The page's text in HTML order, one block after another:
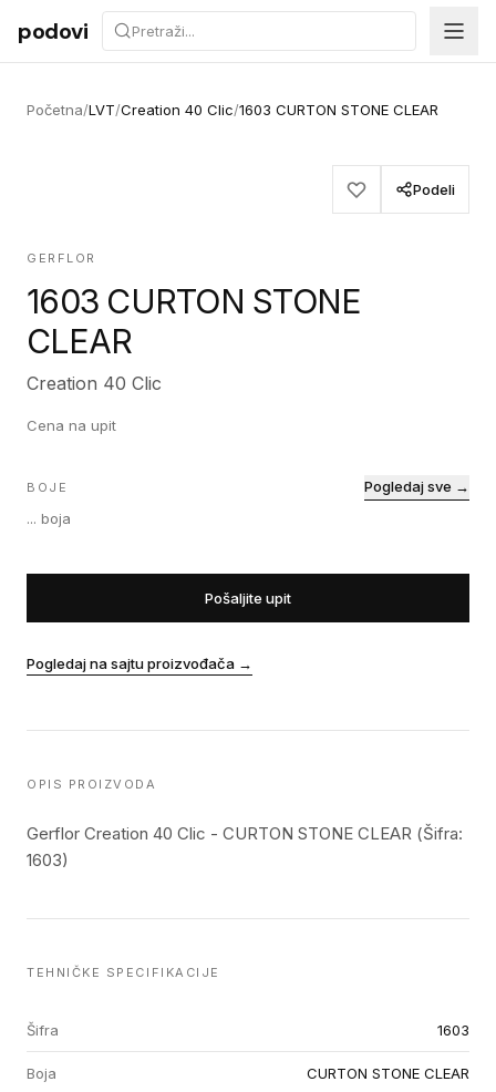
Preskoči na sadržaj
podovi
Početna/LVT/Creation 40 Clic/1603 CURTON STONE CLEAR
Podeli
GERFLOR
1603 CURTON STONE
CLEAR
Creation 40 Clic
Cena na upit
BOJE
... boja
Pogledaj sve →
Pošaljite upit
Pogledaj na sajtu proizvođača →
OPIS PROIZVODA
Gerflor Creation 40 Clic - CURTON STONE CLEAR (Šifra:
1603)
TEHNIČKE SPECIFIKACIJE
Šifra 1603
Boja CURTON STONE CLEAR